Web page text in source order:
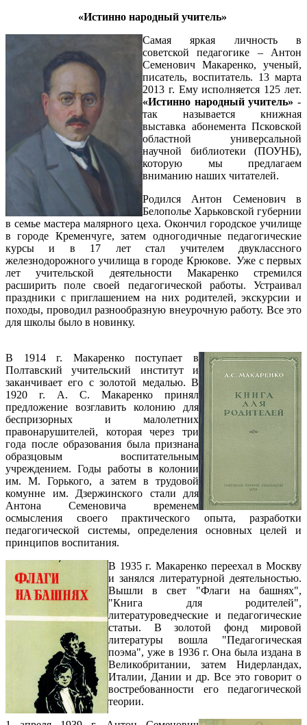
«Истинно народный учитель»
Самая яркая личность в
советской педагогике – Антон
Семенович Макаренко, ученый,
писатель, воспитатель. 13 марта
2013 г. Ему исполняется 125 лет.
«Истинно народный учитель» -
так называется книжная
выставка абонемента Псковской
областной универсальной
научной библиотеки (ПОУНБ),
которую мы предлагаем
вниманию наших читателей.
Родился Антон Семенович в
Белополье Харьковской губернии
в семье мастера малярного цеха. Окончил городское училище
в городе Кременчуге, затем одногодичные педагогические
курсы и в 17 лет стал учителем двуклассного
железнодорожного училища в городе Крюкове. Уже с первых
лет учительской деятельности Макаренко стремился
расширить поле своей педагогической работы. Устраивал
праздники с приглашением на них родителей, экскурсии и
походы, проводил разнообразную внеурочную работу. Все это
для школы было в новинку.
В 1914 г. Макаренко поступает в
Полтавский учительский институт и
заканчивает его с золотой медалью. В
1920 г. А. С. Макаренко принял
предложение возглавить колонию для
беспризорных и малолетних
правонарушителей, которая через три
года после образования была признана
образцовым воспитательным
учреждением. Годы работы в колонии
им. М. Горького, а затем в трудовой
комунне им. Дзержинского стали для
Антона Семеновича временем
осмысления своего практического опыта, разработки
педагогической системы, определения основных целей и
принципов воспитания.
В 1935 г. Макаренко переехал в Москву
и занялся литературной деятельностью.
Вышли в свет "Флаги на башнях",
"Книга для родителей",
литературоведческие и педагогические
статьи. В золотой фонд мировой
литературы вошла "Педагогическая
поэма", уже в 1936 г. Она была издана в
Великобритании, затем Нидерландах,
Италии, Дании и др. Все это говорит о
востребованности его педагогической
теории.